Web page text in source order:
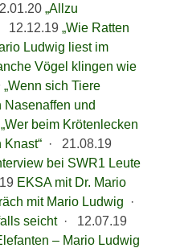
„Allzu
12.12.19 „Wie Ratten
Ludwig liest im
Vögel klingen wie
„Wenn sich Tiere
Nasenaffen und
„Wer beim Krötenlecken
·
21.08.19
bei SWR1 Leute
EKSA mit Dr. Mario
mit Mario Ludwig ·
seicht·
12.07.19
– Mario Ludwig